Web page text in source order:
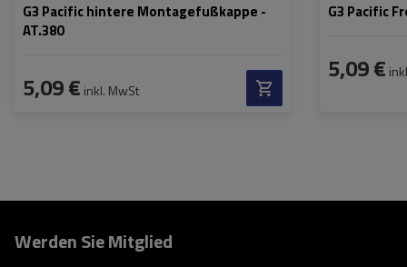
G3 Pacific hintere Montagefußkappe -
AT.380
5,09 € inkl. MwSt
G3 Pacific
5,09 €
Werden Sie Mitglied